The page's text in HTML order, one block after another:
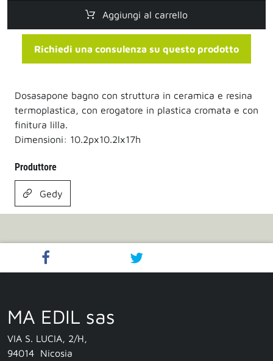
Aggiungi al carrello
Richiedi una consulenza su questo prodotto
Dosasapone bagno con struttura in ceramica e resina
termoplastica, con erogatore in plastica cromata e con
finitura lilla.
Dimensioni: 10.2px10.2lx17h
Produttore
Gedy
MA EDIL sas
VIA S. LUCIA, 2/H,
94014
Nicosia